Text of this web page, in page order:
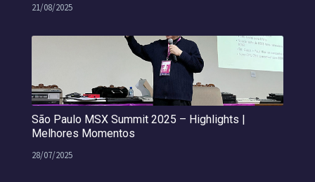
21/08/2025
São Paulo MSX Summit 2025 – Highlights |
Melhores Momentos
28/07/2025